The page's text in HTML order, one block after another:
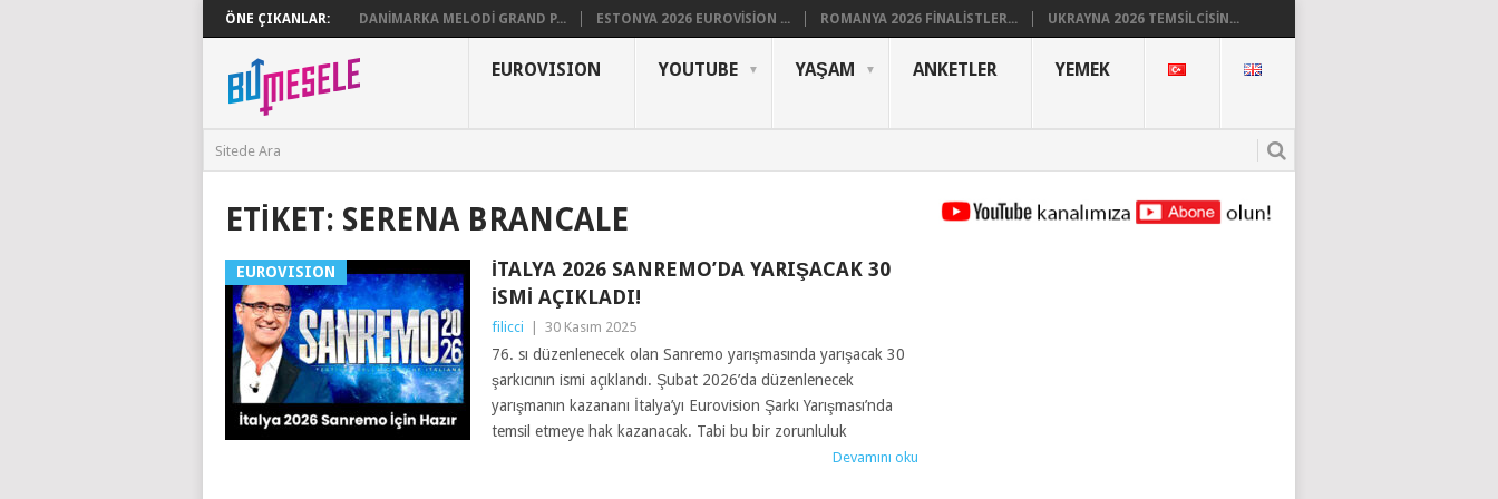
ÖNE ÇIKANLAR: DANIMARKA MELODI GRAND P... ESTONYA 2026 EUROVISION ... ROMANYA 2026 FINALISTLER... UKRAYNA 2026 TEMSILCISIN...
EUROVISION YOUTUBE YAŞAM ANKETLER YEMEK
ETIKET: SERENA BRANCALE
EUROVISION
İTALYA 2026 SANREMO’DA YARIŞACAK 30
İSMI AÇIKLADI!
filicci 30 Kasım 2025
76. sı düzenlenecek olan Sanremo yarışmasında yarışacak 30
şarkıcının ismi açıklandı. Şubat 2026’da düzenlenecek
yarışmanın kazananı İtalya’yı Eurovision Şarkı Yarışması’nda
temsil etmeye hak kazanacak. Tabi bu bir zorunluluk
Devamını oku